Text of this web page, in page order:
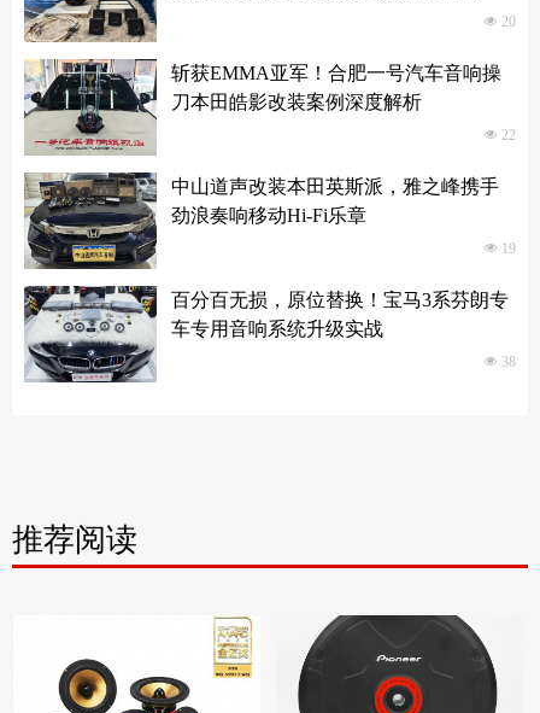
넶 20
斩获EMMA亚军！合肥一号汽车音响操
刀本田皓影改装案例深度解析
넶 22
中山道声改装本田英斯派，雅之峰携手
劲浪奏响移动Hi-Fi乐章
넶 19
百分百无损，原位替换！宝马3系芬朗专
车专用音响系统升级实战
넶 38
推荐阅读